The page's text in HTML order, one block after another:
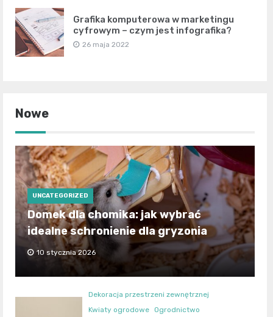
Grafika komputerowa w marketingu
cyfrowym – czym jest infografika?
26 maja 2022
Nowe
UNCATEGORIZED
Domek dla chomika: jak wybrać
idealne schronienie dla gryzonia
10 stycznia 2026
Dekoracja przestrzeni zewnętrznej
Kwiaty ogrodowe Ogrodnictwo